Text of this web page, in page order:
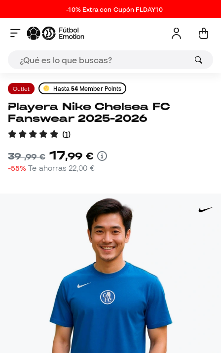
-10% Extra con Cupón FLDAY10
Outlet Hasta 54 Member Points
Playera Nike Chelsea FC
Fanswear 2025-2026
(1)
39,99 € 17,99 €
-55% Te ahorras 22,00 €